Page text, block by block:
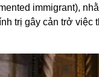
immigrant),
trị gây cản trở việc